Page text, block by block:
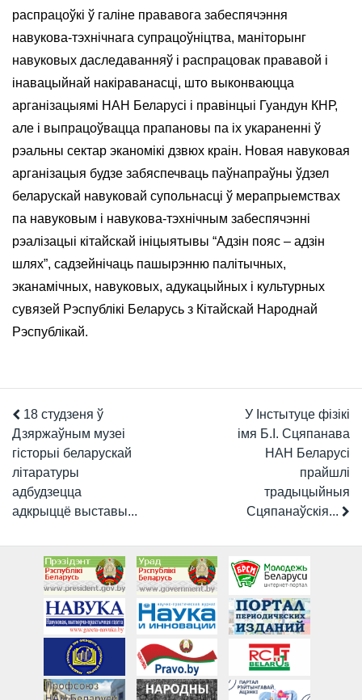
распрацоўкі ў галіне прававога забеспячэння
навукова-тэхнічнага супрацоўніцтва, маніторынг
навуковых даследаванняў і распрацовак прававой і
інавацыйнай накіраванасці, што выконваюцца
арганізацыямі НАН Беларусі і правінцыі Гуандун КНР,
але і выпрацоўвацца прапановы па іх укараненні ў
рэальны сектар эканомікі дзвюх краін. Новая навуковая
арганізацыя будзе забяспечваць паўнапраўны ўдзел
беларускай навуковай супольнасці ў мерапрыемствах
па навуковым і навукова-тэхнічным забеспячэнні
рэалізацыі кітайскай ініцыятывы “Адзін пояс – адзін
шлях”, садзейнічаць пашырэнню палітычных,
эканамічных, навуковых, адукацыйных і культурных
сувязей Рэспублікі Беларусь з Кітайскай Народнай
Рэспублікай.
18 студзеня ў
Дзяржаўным музеі
гісторыі беларускай
літаратуры
адбудзецца
адкрыццё выставы...
У Інстытуце фізікі
імя Б.І. Сцяпанава
НАН Беларусі
прайшлі
традыцыйныя
Сцяпанаўскія...